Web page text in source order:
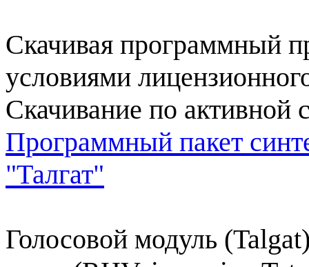
Скачивая программный
условиями
Скачивание по активной
Программный пакет
"Талгат"
Голосовой модуль